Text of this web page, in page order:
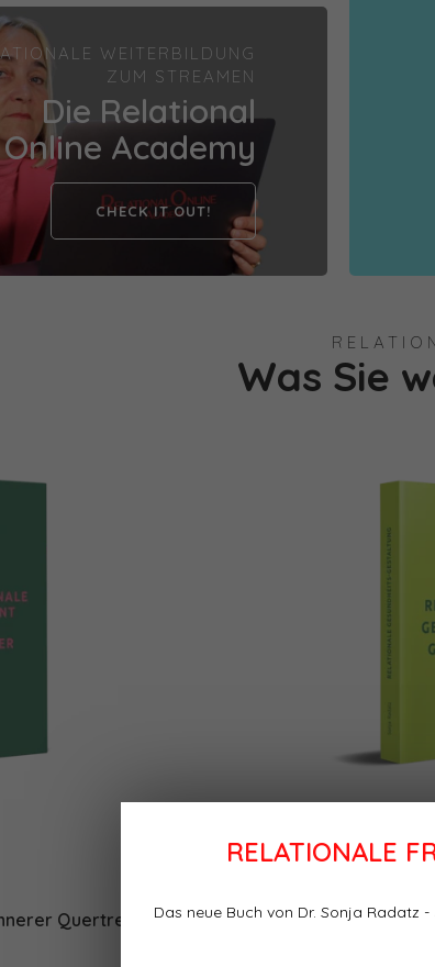
RELATIONALE
Das neue Buch von Dr. Sonja Radatz
WEITERBILDUNG
ZUM STREAMEN
Die Relational
Online Academy
CHECK IT OUT!
Was Sie
Quertreiber Relationale